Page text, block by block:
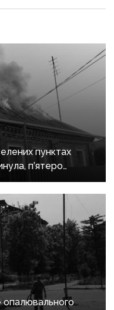
пунктах
п’ятеро
опалювального